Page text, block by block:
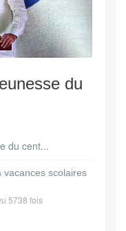
du
du cent...
vacances scolaires
5738 fois